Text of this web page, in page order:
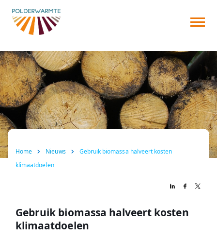
Over ons
Warmtenet
Aansluiten
Nieuws
Contact
Home Nieuws
Gebruik biomassa halveert kosten
klimaatdoelen
Gebruik biomassa halveert kosten
klimaatdoelen